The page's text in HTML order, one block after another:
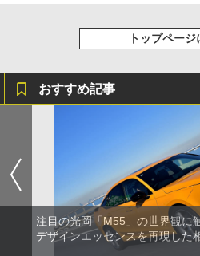
トップページ
おすすめ記事
注目の光岡「M55」の世界観に
デザインエッセンスを再現した